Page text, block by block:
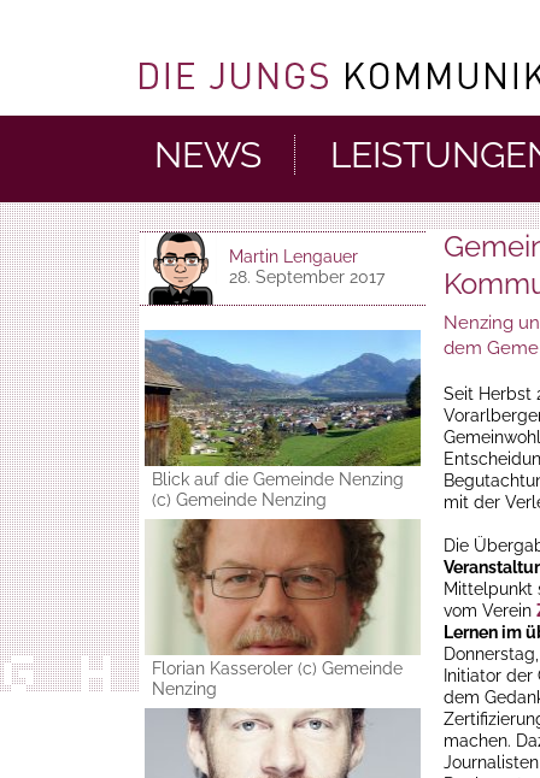
NEWS
Martin Lengauer
28. September 2017
Blick auf die Gemeinde Nenzing
(c) Gemeinde Nenzing
Florian Kasseroler (c) Gemeinde
Nenzing
Nenzing
dem
Seit Herbst
mit der
Die
Mittelpunkt
vom Verein
Lernen im
Initiator der
dem
machen.